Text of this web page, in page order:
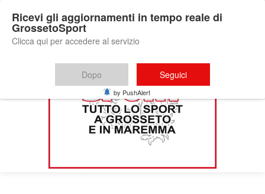
Ricevi gli aggiornamenti in tempo reale di
GrossetoSport
Clicca qui per accedere al servizio
Dopo Seguici
by PushAlert